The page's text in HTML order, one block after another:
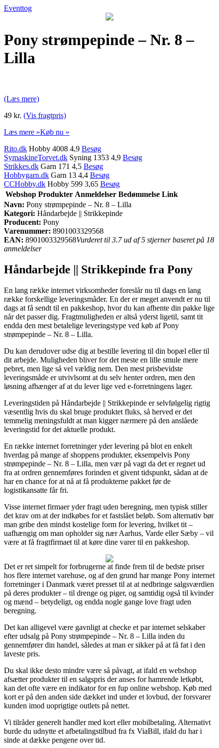
Eventtog
Pony strømpepinde – Nr. 8 –
Lilla
(Læs mere)
49 kr. (Vis fragtpris)
Læs mere »Køb nu »
Rito.dk Hobby 4008 4,9 Besøg
SymaskineTorvet.dk Syning 1353 4,9 Besøg
Strikkes.dk Garn 171 4,5 Besøg
Hobbygarn.dk Garn 13 4,4 Besøg
CCHobby.dk Hobby 599 3,65 Besøg
Webshop Produkter Anmeldelser Bedømmelse Link
Navn: Pony strømpepinde – Nr. 8 – Lilla
Kategori: Håndarbejde || Strikkepinde
Producent: Pony
Varenummer: 8901003329568
EAN: 8901003329568Vurderet til 3.7 ud af 5 stjerner baseret på 18
anmeldelser
Håndarbejde || Strikkepinde fra Pony
En lang række internet virksomheder foreslår nu til dags en lang
række forskellige leveringsmåder. En der er meget anvendt er nu til
dags at få sendt til en pakkeshop, hvor du kan afhente din pakke lige
når det passer dig. Fragtmuligheden er altså yderst ligetil, samt tit
endda den mest betalelige leveringstype ved køb af Pony
strømpepinde – Nr. 8 – Lilla.
Du kan derudover udse dig at bestille levering til din bopæl eller til
dit arbejde. Muligheden bliver for det meste en lille smule mere
pebret, men lige så vel vældig nem. Den mest prisbevidste
leveringsmåde er utvivlsomt at du selv henter ordren, men den
løsning afhænger af at du lever lige ved e-forretningens lager.
Leveringstiden på Håndarbejde || Strikkepinde er selvfølgelig rigtig
væsentlig hvis du skal bruge produktet fluks, så herved er det
temmelig meningsfuldt at man kigger nærmere på den anslåede
leveringstid for det aktuelle produkt.
En række internet forretninger yder levering på blot en enkelt
hverdag på mange af shoppens produkter, eksempelvis Pony
strømpepinde – Nr. 8 – Lilla, men vær på vagt da det er regnet ud
fra at ordren gennemføres forinden et givent tidspunkt, sådan at de
har en chance for at nå at få produkterne pakket før de
logistikansatte får fri.
Visse internet firmaer yder fragt uden beregning, men typisk stiller
det krav om at der indkøbes for et fastslået beløb. Som alternativ bør
man gribe den mindst kostelige form for levering, hvilket tit –
uafhængig om man opholder sig nær Aarhus, Varde eller Sæby – vil
være at få fragtfirmaet til at køre dine varer til en pakkeshop.
Det er ret simpelt for forbrugerne at finde frem til de bedste priser
hos flere internet varehuse, og af den grund har mange Pony internet
forretninger i Danmark været presset til at at nedbringe salgsværdien
på deres produkter – til drenge og piger, og samtidig også til kvinder
og mænd – betydeligt, og endda nogle gange love fragt uden
beregning.
Det kan alligevel være gavnligt at checke et par internet selskaber
efter udsalg på Pony strømpepinde – Nr. 8 – Lilla inden du
gennemfører din handel, således at man er sikker på at få fat i den
laveste pris.
Du skal ikke desto mindre være så påvagt, at ifald en webshop
afsætter produkter til en salgspris der anses for hamrende letkøbt,
kan det ofte være en indikator for en fup online webshop. Køb med
kort er på den anden side dækket ind under et lovbud, der forsvarer
kunden imod uoprigtige outlets på nettet.
Vi tilråder generelt handler med kort eller mobilbetaling. Alternativt
burde du udnytte et afbetalingstilbud fra fx ViaBill, ifald du har i
sinde at dække pengene over tid.